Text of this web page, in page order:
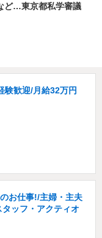
ど…東京都私学審議
験歓迎/月給32万円
お仕事!/主婦・主夫
ッフ・アクティオ